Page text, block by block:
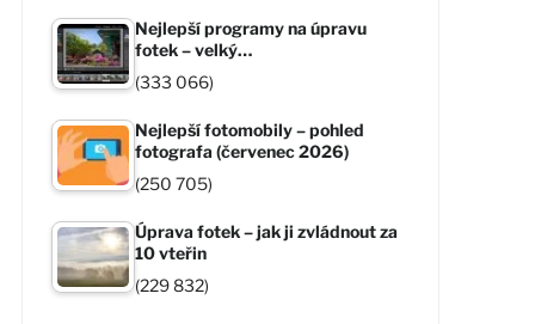
Nejlepší programy na úpravu
fotek – velký…
(333 066)
Nejlepší fotomobily – pohled
fotografa (červenec 2026)
(250 705)
Úprava fotek – jak ji zvládnout za
10 vteřin
(229 832)